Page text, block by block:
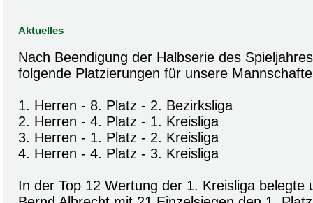
Aktuelles
Nach Beendigung der Halbserie des
folgende Platzierungen für unsere
1. Herren - 8. Platz - 2. Bezirksliga
2. Herren - 4. Platz - 1. Kreisliga
3. Herren - 1. Platz - 2. Kreisliga
4. Herren - 4. Platz - 3. Kreisliga
In der Top 12 Wertung der 1. Kreisliga belegte